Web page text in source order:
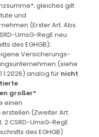
gleiches gilt
und
(Erster Art. Abs.
UmsG-RegE neu
des EGHGB);
Versicherungs-
(siehe
analog für nicht
großer*
einen
erstellen (Zweiter Art.
2 CSRD-UmsG-RegE
des EGHGB)